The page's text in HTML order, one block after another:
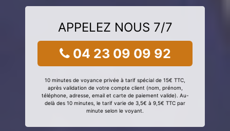
APPELEZ NOUS 7/7
04 23 09 09 92
10 minutes de voyance privée à tarif spécial de 15€ TTC,
après validation de votre compte client (nom, prénom,
téléphone, adresse, email et carte de paiement valide). Au-
delà des 10 minutes, le tarif varie de 3,5€ à 9,5€ TTC par
minute selon le voyant.